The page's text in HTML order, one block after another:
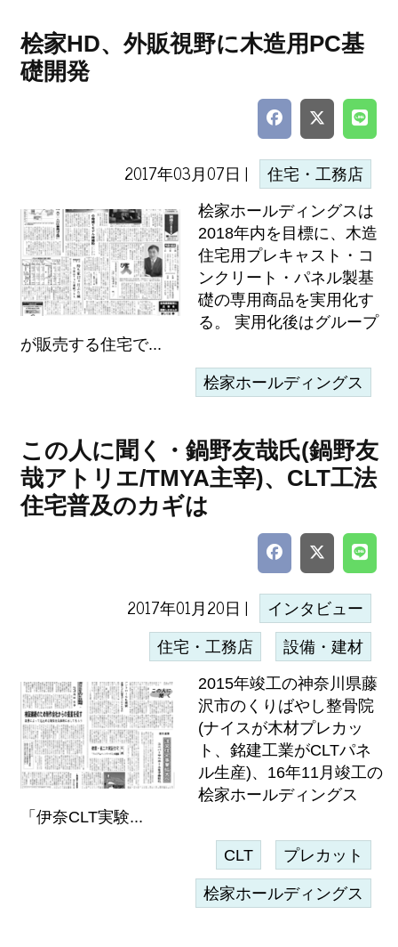
桧家HD、外販視野に木造用PC基
礎開発
2017年03月07日 | 住宅・工務店
桧家ホールディングスは
2018年内を目標に、木造
住宅用プレキャスト・コ
ンクリート・パネル製基
礎の専用商品を実用化す
る。 実用化後はグループ
が販売する住宅で...
桧家ホールディングス
この人に聞く・鍋野友哉氏(鍋野友
哉アトリエ/TMYA主宰)、CLT工法
住宅普及のカギは
2017年01月20日 | インタビュー
住宅・工務店 設備・建材
2015年竣工の神奈川県藤
沢市のくりばやし整骨院
(ナイスが木材プレカッ
ト、銘建工業がCLTパネ
ル生産)、16年11月竣工の
桧家ホールディングス
「伊奈CLT実験...
CLT プレカット
桧家ホールディングス